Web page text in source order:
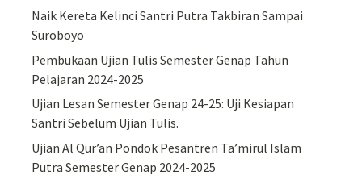
Naik Kereta Kelinci Santri Putra Takbiran Sampai
Suroboyo
Pembukaan Ujian Tulis Semester Genap Tahun
Pelajaran 2024-2025
Ujian Lesan Semester Genap 24-25: Uji Kesiapan
Santri Sebelum Ujian Tulis.
Ujian Al Qur’an Pondok Pesantren Ta’mirul Islam
Putra Semester Genap 2024-2025